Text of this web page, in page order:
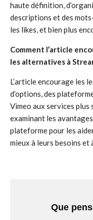
haute définition,
descriptions et des
les likes, et bien plus
Comment l’article
les alternatives à
L’article encourage les
d’options, des
Vimeo aux services plus
examinant les
plateforme pour les
mieux à leurs besoins et
Que